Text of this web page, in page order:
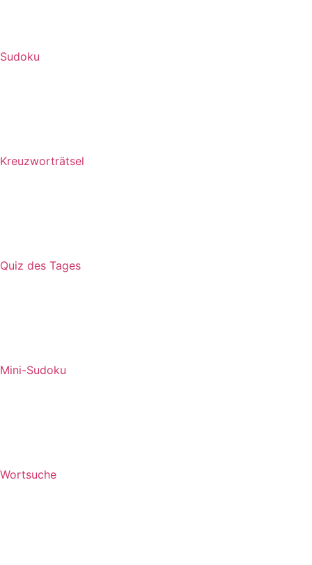
Sudoku
Kreuzworträtsel
Quiz des Tages
Mini-Sudoku
Wortsuche